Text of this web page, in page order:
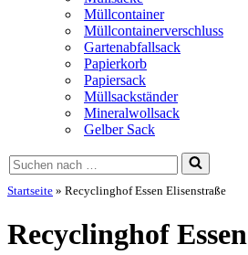
Müllcontainer
Müllcontainerverschluss
Gartenabfallsack
Papierkorb
Papiersack
Müllsackständer
Mineralwollsack
Gelber Sack
Suchen
nach …
Startseite » Recyclinghof Essen Elisenstraße
Recyclinghof Essen